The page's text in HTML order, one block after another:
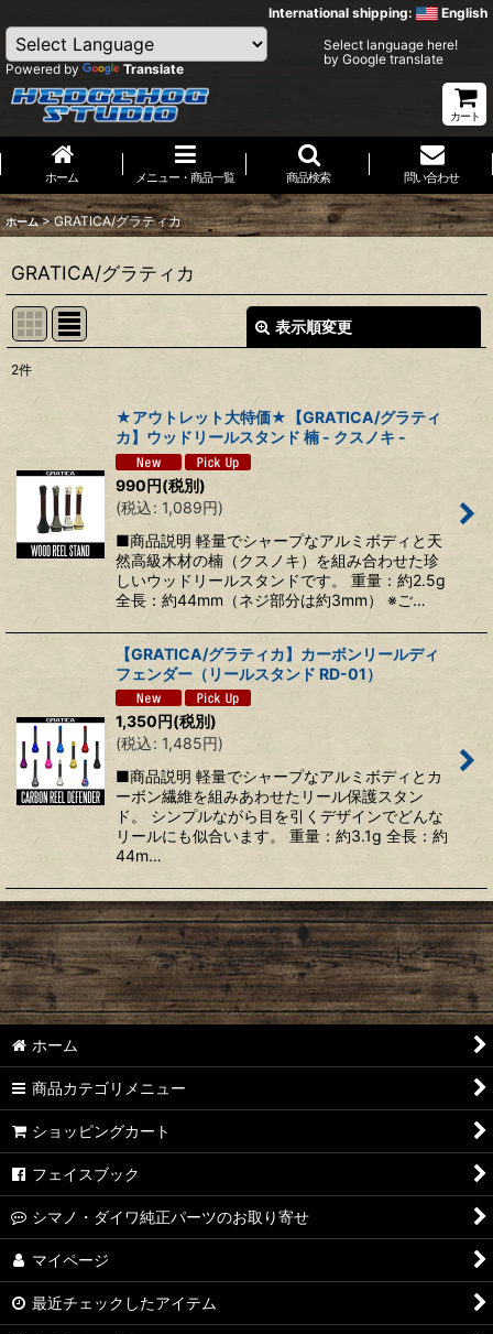
International shipping: English
Powered by Translate
Select language here!
by Google translate
カート
ホーム メニュー・商品一覧 商品検索 問い合わせ
ホーム > GRATICA/グラティカ
GRATICA/グラティカ
表示順変更
絞り込む
2件
★アウトレット大特価★【GRATICA/グラティ
カ】ウッドリールスタンド 楠 - クスノキ -
990円(税別)
(税込: 1,089円)
■商品説明 軽量でシャープなアルミボディと天
然高級木材の楠（クスノキ）を組み合わせた珍
しいウッドリールスタンドです。 重量：約2.5g
全長：約44mm（ネジ部分は約3mm） ※ご…
【GRATICA/グラティカ】カーボンリールディ
フェンダー（リールスタンド RD-01）
1,350円(税別)
(税込: 1,485円)
■商品説明 軽量でシャープなアルミボディとカ
ーボン繊維を組みあわせたリール保護スタン
ド。 シンプルながら目を引くデザインでどんな
リールにも似合います。 重量：約3.1g 全長：約
44m…
ホーム
商品カテゴリメニュー
ショッピングカート
フェイスブック
シマノ・ダイワ純正パーツのお取り寄せ
マイページ
最近チェックしたアイテム